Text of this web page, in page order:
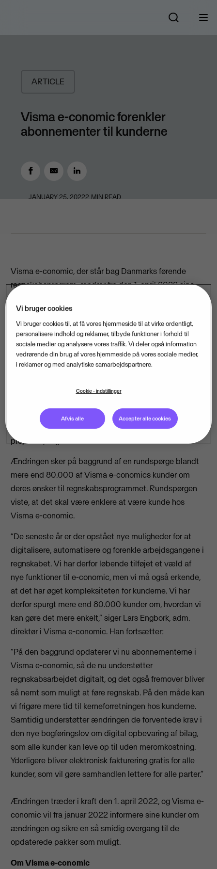
ARTICLE
Visma e-conomic forenkler
abonnementer til kunderne
JANUARY 25, 20222 MIN READ
Visma e-conomic, der står bag Danmarks førende
regnskabsprogram, ændrer fra den 1. april 2022 sine
Tidligere har Visma e-conomic tilbudt deres kunder
mere end 20 forskellige abonnementer, hvor de har
kunnet tilvælge 11 forskellige tillægsmoduler. Dette
ændres nu til blot fire forskellige abonnementer til
nye abonnementer er tillægsmodulerne lagt ind i
og automatiserede de vil være. Tillægsmodulerne
udgår derfor helt med undtagelse af et lager- og
projektstyringsmodul.
Ændringen sker på baggrund af en rundspørge blandt
mere end 80.000 af Visma e-conomics kunder om
deres ønsker til regnskabsprogrammet. Rundspørgen
viste, at det skal være enklere at være kunde hos
Visma e-conomic.
“De seneste år er der opstået nye muligheder for at
digitalisere, automatisere og forenkle arbejdsgangene i
regnskabet. Vi har derfor løbende tilføjet et væld af
nye funktioner til e-conomic, men vi må også erkende,
at det har øget kompleksiteten for kunderne. Vi har
derfor spurgt mere end 80.000 kunder om, hvordan vi
kan gøre det mere enkelt,” siger Lars Engbork, adm.
direktør i Visma e-conomic. Han fortsætter:
“På den baggrund opdaterer vi nu abonnementerne i
Visma e-conomic, så de nu understøtter
regnskabsarbejdet digitalt, og det også fremover bliver
så nemt som muligt at føre regnskab. På den måde kan
vi frigøre mere tid til kerneforretningen hos kunderne.
Samtidig understøtter ændringen de forventede krav i
den nye bogføringslov om digital opbevaring af bilag,
som alle kunder kan leve op til uden meromkostning.
Yderligere bliver elektronisk fakturering gratis for alle
kunder, som vil gøre samhandlen lettere for alle parter.”
Ændringen træder i kraft den 1. april 2022, og Visma e-
conomic vil fra januar 2022 informere sine kunder om
ændringen og sikre en så smidig overgang til de
opdaterede pakker som muligt.
Om Visma e-conomic
Vi bruger cookies
Vi bruger cookies til, at få vores hjemmeside til at virke ordentligt,
personalisere indhold og reklamer, tilbyde funktioner i forhold til
sociale medier og analysere vores traffik. Vi deler også information
vedrørende din brug af vores hjemmeside på vores sociale medier,
i reklamer og med analytiske samarbejdspartnere.
Cookie - indstillinger
Afvis alle Accepter alle cookies